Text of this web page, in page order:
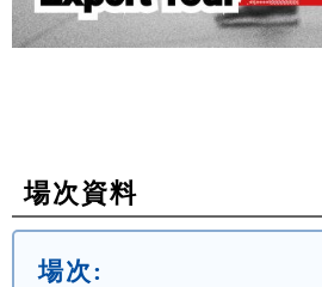
場次資料
場次: